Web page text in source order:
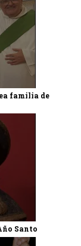
familia de
Santo